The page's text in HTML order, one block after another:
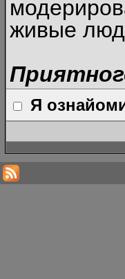
живые
Я